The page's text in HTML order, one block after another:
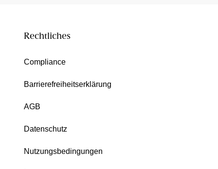
Rechtliches
Compliance
Barrierefreiheitserklärung
AGB
Datenschutz
Nutzungsbedingungen